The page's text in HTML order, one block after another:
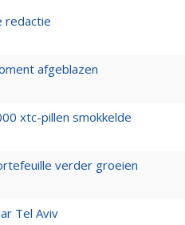
redactie
afgeblazen
xtc-pillen smokkelde
verder groeien
Tel Aviv